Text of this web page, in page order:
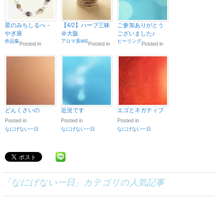
星のみちしるべ－
やぎ座
Posted in
作品集
【4/2】ハーブ三昧
＠大阪
Posted in
アロマ系WS
ご参加ありがとう
ございました♪
Posted in
ヒーリング
どんくさいの
Posted in
なにげない一日
近況です
Posted in
なにげない一日
エゴとネガティブ
Posted in
なにげない一日
「なにげない一日」カテゴリの人気記事